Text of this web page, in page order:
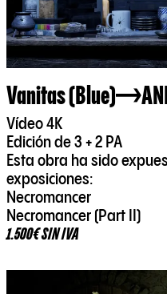
Vanitas (Blue)
Vídeo 4K
Edición de 3 + 2 PA
Esta obra ha sido
exposiciones:
Necromancer
Necromancer (Part II)
1.500€ SIN IVA